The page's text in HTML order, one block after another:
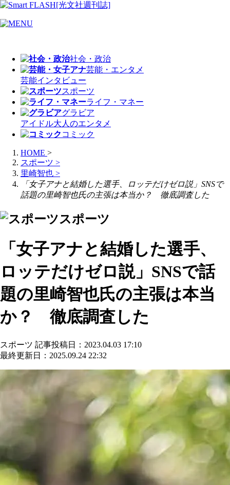
社会・政治
芸能・エンタメ
芸能インタビュー
スポーツ
ライフ・マネー
グラビア
アイドル大人のエンタメ
コミック
HOME >
スポーツ >
里崎智也 >
「女子アナと結婚した選手、ロッテだけゼロ説」SNSで
話題の里崎智也氏の主張は本当か？ 徹底調査した
スポーツ
「女子アナと結婚した選手、
ロッテだけゼロ説」SNSで話
題の里崎智也氏の主張は本当
か？ 徹底調査した
スポーツ 記事投稿日：2023.04.03 17:10
最終更新日：2025.09.24 22:32